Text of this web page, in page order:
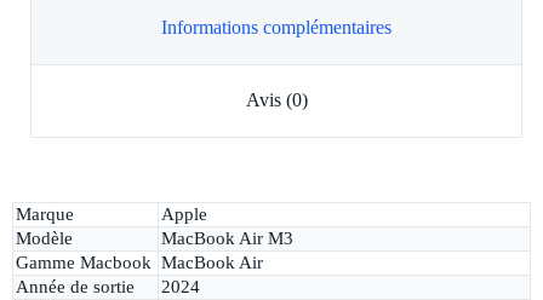
Informations complémentaires
Avis (0)
Marque
Apple
Modèle
MacBook Air M3
Gamme Macbook MacBook Air
Année de sortie
2024